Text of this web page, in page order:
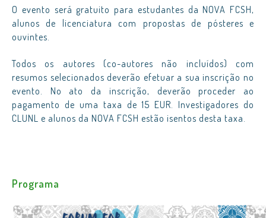
O evento será gratuito para estudantes da NOVA FCSH,
alunos de licenciatura com propostas de pósteres e
ouvintes.
Todos os autores (co-autores não incluídos) com
resumos selecionados deverão efetuar a sua inscrição no
evento. No ato da inscrição, deverão proceder ao
pagamento de uma taxa de 15 EUR. Investigadores do
CLUNL e alunos da NOVA FCSH estão isentos desta taxa.
Programa